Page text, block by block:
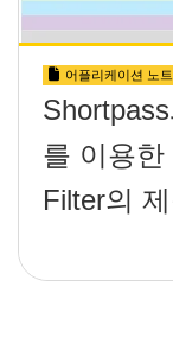
어플리케이션 노트
를 이용한
Filter의